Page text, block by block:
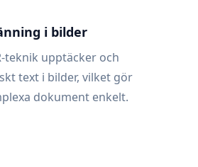
i bilder
teknik upptäcker och
text i bilder, vilket gör
dokument enkelt.